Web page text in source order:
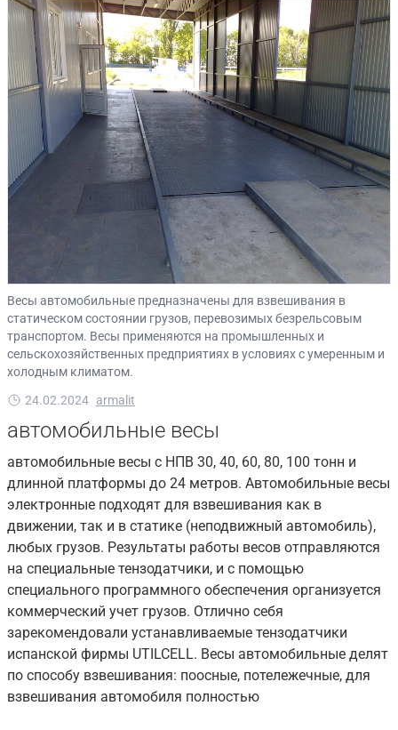
Весы автомобильные предназначены для взвешивания в
статическом состоянии грузов, перевозимых безрельсовым
транспортом. Весы применяются на промышленных и
сельскохозяйственных предприятиях в условиях с умеренным и
холодным климатом.
24.02.2024 armalit
автомобильные весы
автомобильные весы с НПВ 30, 40, 60, 80, 100 тонн и
длинной платформы до 24 метров. Автомобильные весы
электронные подходят для взвешивания как в
движении, так и в статике (неподвижный автомобиль),
любых грузов. Результаты работы весов отправляются
на специальные тензодатчики, и с помощью
специального программного обеспечения организуется
коммерческий учет грузов. Отлично себя
зарекомендовали устанавливаемые тензодатчики
испанской фирмы UTILCELL. Весы автомобильные делят
по способу взвешивания: поосные, потележечные, для
взвешивания автомобиля полностью